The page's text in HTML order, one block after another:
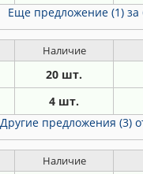
Еще предложение (1) за
Наличие
20 шт.
4 шт.
Другие предложения (3)
Наличие